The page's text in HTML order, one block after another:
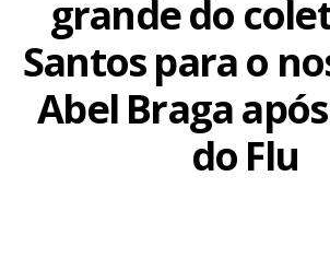
grande do
Santos para o
Abel Braga
do Flu